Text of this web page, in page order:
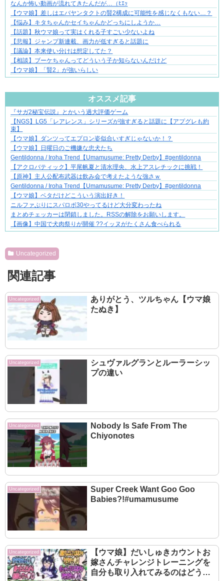
なんか怖い動画が流れてきたんだが…（ﾋｴｯ
【ウマ娘】差しはエバヤンタクトの賢2構成に可能性を感じなくもない…？
【悩み】キタちゃんかセイちゃんかどっちにしようか…
【話題】秋ウマ娘って実はくれる子すごい少ないよね
【悲報】ジャンプ新連載、画力が低すぎると話題に
【議論】本来使い分けは想定してた？
【相談】ブーケちゃんってどういう子か知らないんだけど
【ウマ娘】「賢2」が強いらしい
オススメ記事
先輩と後輩、距離が変わった日から始まる恋
『サガ2秘宝伝説』とかいう過大評価ゲーム
【NGS】LG5「レアレンス」シリーズが強すぎると話題に【アプグレも約
束】
【ウマ娘】ダンツってエプロン姿似合いすぎじゃないか！？
【ウマ娘】日曜日のご機嫌な忠犬たち
Gentildonna / Iroha Trend【Umamusume: Pretty Derby】#gentildonna
【アクロバティック】平尾帆夏と清水理央、水上アスレチックに挑戦！
【原神】主人公配布武器は飲み会で考えたような強さｗ
Gentildonna / Iroha Trend【Umamusume: Pretty Derby】#gentildonna
【ウマ娘】ベタだけどこういう演出好き！
ニルファぶりにスパロボ30やってるけど大分変わったね
まとめチェッカーは閉鎖しました。RSSの解除をお願いします。
【画像】中国で犬肉祭りが開催 ??イッヌがたくさん食べられる
Uncategorized
関連記事
Uncategorized
ありがとう、ツルちゃん【ウマ娘
たぬき】
Uncategorized
シュヴァルグランとルーラーシッ
プの違い
Uncategorized
Nobody Is Safe From The
Chiyonotes
Uncategorized
Super Creek Want Goo Goo
Babies?!#umamusume
Uncategorized
【ウマ娘】だいしゅきカウントお
嫁さんチャレンジトレーニングを
自分も取り入れてみるのはどうか